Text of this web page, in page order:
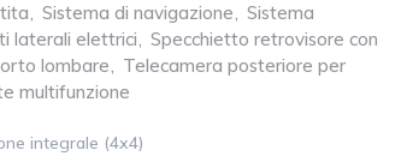
, Sistema di navigazione, Sistema
laterali elettrici, Specchietto retrovisore con
lombare, Telecamera posteriore per
multifunzione
integrale (4x4)